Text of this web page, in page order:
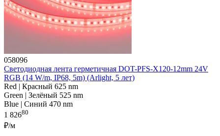
058096
Светодиодная лента герметичная DOT-PFS-X120-12mm 24V
RGB (14 W/m, IP68, 5m) (Arlight, 5 лет)
Red | Красный 625 nm
Green | Зелёный 525 nm
Blue | Синий 470 nm
1 82680
₽/м